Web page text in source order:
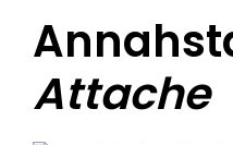
Attache